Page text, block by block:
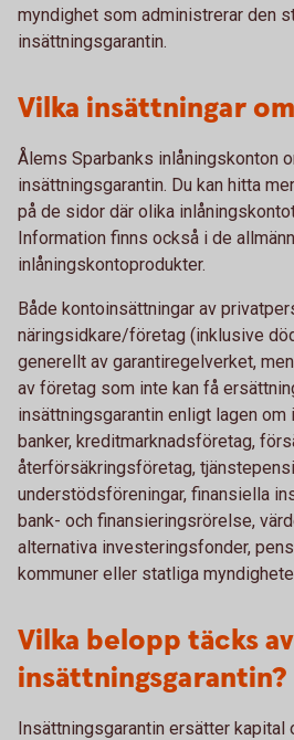
myndighet som administrerar den
insättningsgarantin.
Vilka insättningar
Ålems Sparbanks inlåningskonton
insättningsgarantin. Du kan hitta
på de sidor där olika
Information finns också i de
inlåningskontoprodukter.
Både kontoinsättningar av
näringsidkare/företag (inklusive
generellt av garantiregelverket,
av företag som inte kan få
insättningsgarantin enligt lagen om
banker, kreditmarknadsföretag,
återförsäkringsföretag,
understödsföreningar, finansiella
bank- och finansieringsrörelse,
alternativa investeringsfonder,
kommuner eller statliga
Vilka belopp täcks
insättningsgarantin?
Insättningsgarantin ersätter kapital